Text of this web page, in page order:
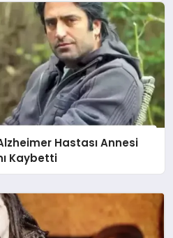
Hastası Annesi
Kaybetti